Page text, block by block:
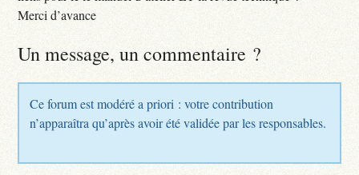
Merci d’avance
Un message, un commentaire ?
Ce forum est modéré a priori : votre contribution
n’apparaîtra qu’après avoir été validée par les responsables.